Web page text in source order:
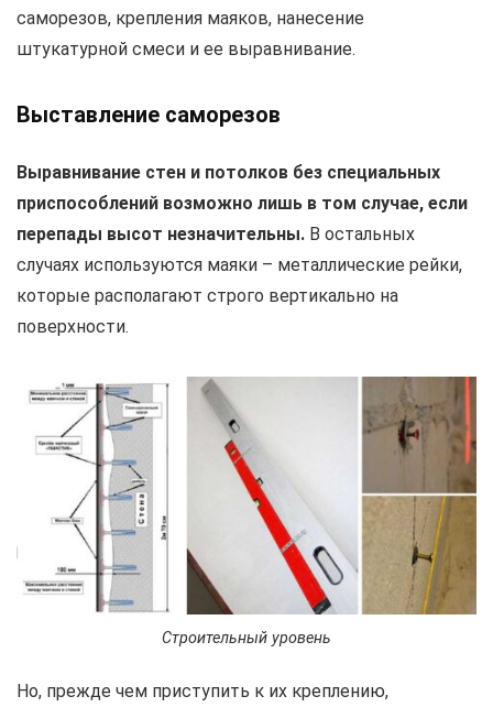
саморезов, крепления маяков, нанесение
штукатурной смеси и ее выравнивание.
Выставление саморезов
Выравнивание стен и потолков без специальных
приспособлений возможно лишь в том случае, если
перепады высот незначительны. В остальных
случаях используются маяки – металлические рейки,
которые располагают строго вертикально на
поверхности.
Строительный уровень
Но, прежде чем приступить к их креплению,